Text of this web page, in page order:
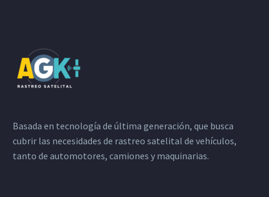
Basada en tecnología de última generación, que busca
cubrir las necesidades de rastreo satelital de vehículos,
tanto de automotores, camiones y maquinarias.